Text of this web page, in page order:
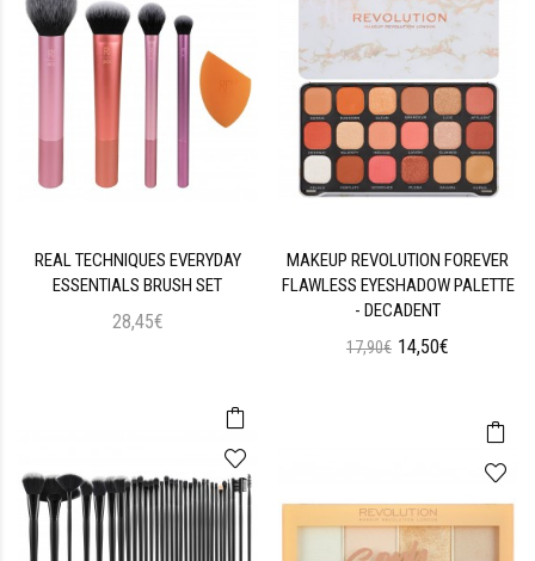
REAL TECHNIQUES EVERYDAY
ESSENTIALS BRUSH SET
28,45€
MAKEUP REVOLUTION FOREVER
FLAWLESS EYESHADOW PALETTE
- DECADENT
17,90€ 14,50€